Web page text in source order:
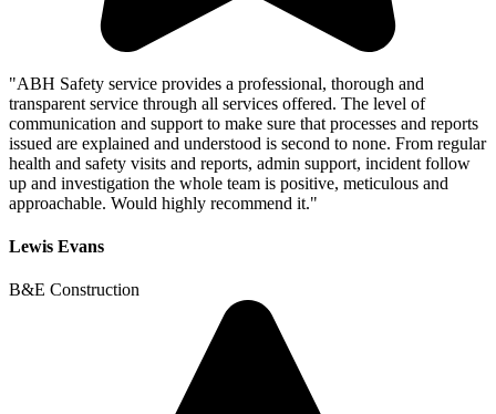
"ABH Safety service provides a professional, thorough and
transparent service through all services offered. The level of
communication and support to make sure that processes and reports
issued are explained and understood is second to none. From regular
health and safety visits and reports, admin support, incident follow
up and investigation the whole team is positive, meticulous and
approachable. Would highly recommend it."
Lewis Evans
B&E Construction